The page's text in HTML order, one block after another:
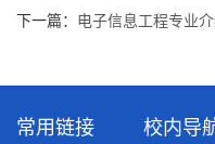
下一篇： 电子信息工程专业
常用链接 校内导